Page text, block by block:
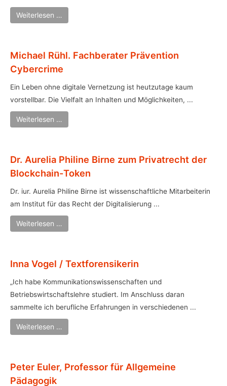
Weiterlesen …
Michael Rühl. Fachberater Prävention
Cybercrime
Ein Leben ohne digitale Vernetzung ist heutzutage kaum
vorstellbar. Die Vielfalt an Inhalten und Möglichkeiten, ...
Weiterlesen …
Dr. Aurelia Philine Birne zum Privatrecht der
Blockchain-Token
Dr. iur. Aurelia Philine Birne ist wissenschaftliche Mitarbeiterin
am Institut für das Recht der Digitalisierung ...
Weiterlesen …
Inna Vogel / Textforensikerin
„Ich habe Kommunikationswissenschaften und
Betriebswirtschaftslehre studiert. Im Anschluss daran
sammelte ich berufliche Erfahrungen in verschiedenen ...
Weiterlesen …
Peter Euler, Professor für Allgemeine
Pädagogik